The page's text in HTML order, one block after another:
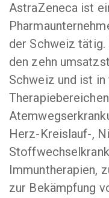
AstraZeneca ist
der Schweiz tätig.
den zehn
Schweiz und ist
Herz-Kreislauf-,
Immuntherapien,
zur Bekämpfung